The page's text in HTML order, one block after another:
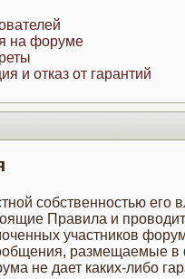
на форуме
и отказ от гарантий
собственностью
Правила и
участников
размещаемые в
не дает каких-либо